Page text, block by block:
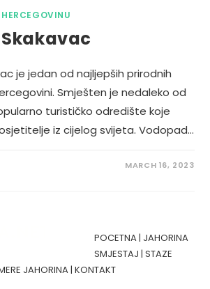
je jedan od najljepših prirodnih
Smješten je nedaleko od
turističko odredište koje
iz cijelog svijeta. Vodopad…
MARCH 16, 2023
POCETNA| JAHORINA
SMJESTAJ |STAZE
JAHORINA|KONTAKT